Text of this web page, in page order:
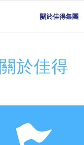
關於佳得集團
關於佳得